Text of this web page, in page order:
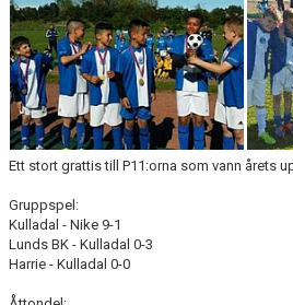
PROFILKLÄDER
KFF FACEBOOK
KFF INSTAGRAM
Ett stort grattis till P11:orna som vann årets
Gruppspel:
Kulladal - Nike 9-1
Lunds BK - Kulladal 0-3
Harrie - Kulladal 0-0